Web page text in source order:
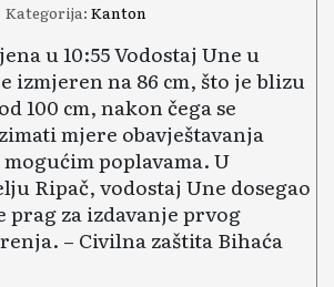
Kategorija: Kanton
u 10:55 Vodostaj Une u
izmjeren na 86 cm, što je blizu
100 cm, nakon čega se
mjere obavještavanja
poplavama. U
Ripač, vodostaj Une dosegao
prag za izdavanje prvog
– Civilna zaštita Bihaća